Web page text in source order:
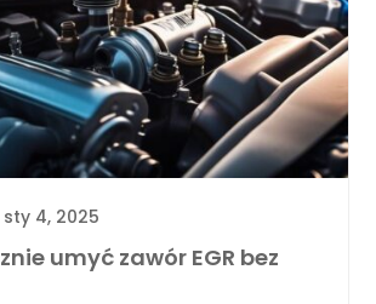
sty 4, 2025
umyć zawór EGR bez